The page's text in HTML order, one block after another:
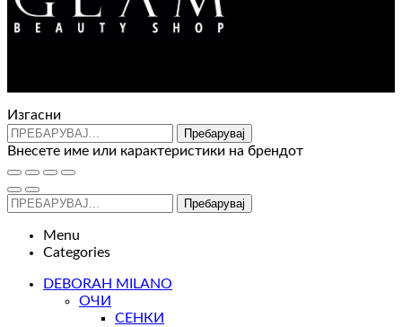
3.880 ден
through
Изгасни
Пребарувај
Внесете име или карактеристики на брендот
Пребарувај
Menu
Categories
DEBORAH MILANO
ОЧИ
СЕНКИ